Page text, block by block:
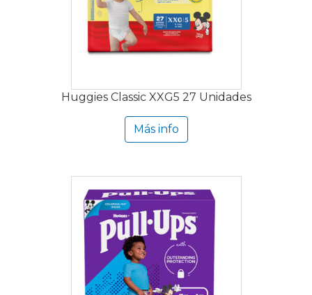
Huggies Classic XXG5 27 Unidades
Más info